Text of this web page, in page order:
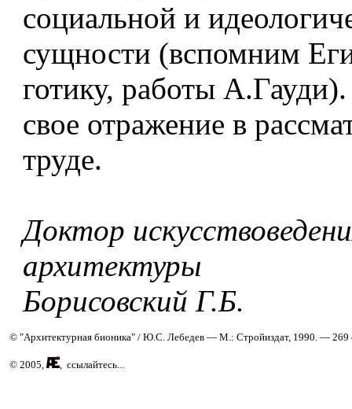
социальной и
сущности (вспомним
готику, работы
свое отражение в
труде.
Доктор
архитектуры
Борисовский Г.Б.
© "Архитектурная бионика" / Ю.С. Лебедев — М.: Стройиздат, 1990. — 269
© 2005, , ссылайтесь...